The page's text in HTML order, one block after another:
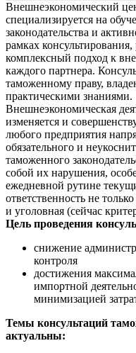
Внешнеэкономический
специализируется на
законодательства и
рамках
комплексный подход к
каждого партнера.
таможенному праву,
практическими знаниями.
Внешнеэкономическая
изменяется и
любого предприятия
обязательного и
таможенного
собой их нарушения,
ежедневной рутине
ответственность не
и уголовная (сейчас
Цель проведения
снижение
контроля
достижения
импортной
минимизацией
Темы консультаций
актуальны: